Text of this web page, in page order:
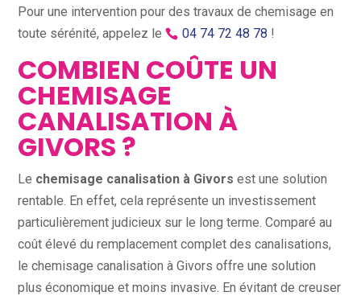
Pour une intervention pour des travaux de chemisage en
toute sérénité, appelez le
04 74 72 48 78 !
COMBIEN COÛTE UN
CHEMISAGE
CANALISATION À
GIVORS ?
Le chemisage canalisation à Givors est une solution
rentable. En effet, cela représente un investissement
particulièrement judicieux sur le long terme. Comparé au
coût élevé du remplacement complet des canalisations,
le chemisage canalisation à Givors offre une solution
plus économique et moins invasive. En évitant de creuser